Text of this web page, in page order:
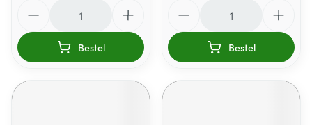
Bestel Bestel